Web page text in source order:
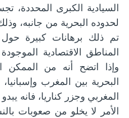
السيادية الكبرى
تم ذلك برهانات كبيرة حول
المناطق الاقتصادية
وإذا اتضح أنه من الممكن
البحرية بين المغرب
المغربي وجزر كناريا، فانه
الأمر لا يخلو من صعوبات